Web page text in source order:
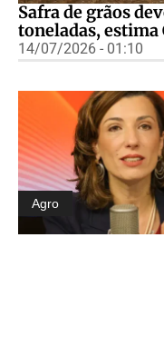
Safra de grãos
toneladas, estima
14/07/2026 - 01:10
Agro